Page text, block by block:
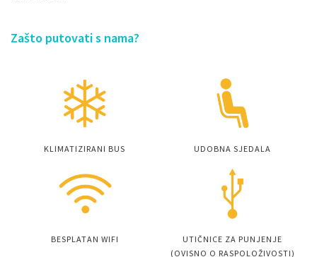
Zašto putovati s nama?
KLIMATIZIRANI BUS UDOBNA SJEDALA
BESPLATAN WIFI
UTIČNICE ZA PUNJENJE
(OVISNO O RASPOLOŽIVOSTI)